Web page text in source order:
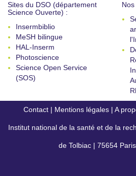
Sites du DSO (département
Science Ouverte) :
Insermbiblio
MeSH bilingue
HAL-Inserm
Photoscience
Science Open Service
(SOS)
Contact | Mentions légales | A
conforme)
Institut national de la santé et de la
de Tolbiac | 75654